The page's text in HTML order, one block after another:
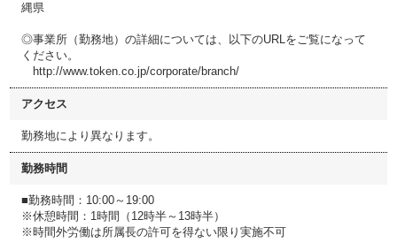
縄県
◎事業所（勤務地）の詳細については、以下のURLをご覧になって
ください。
http://www.token.co.jp/corporate/branch/
アクセス
勤務地により異なります。
勤務時間
■勤務時間：10:00～19:00
※休憩時間：1時間（12時半～13時半）
※時間外労働は所属長の許可を得ない限り実施不可